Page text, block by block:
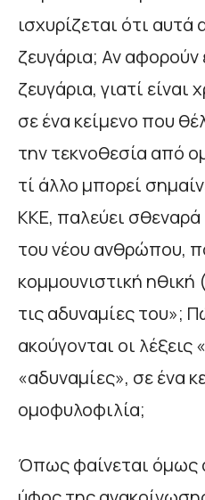
ισχυρίζεται ότι
ζευγάρια; Αν αφορούν
ζευγάρια, γιατί
σε ένα κείμενο που
την τεκνοθεσία από
τί άλλο μπορεί
ΚΚΕ, παλεύει
του νέου ανθρώπου,
κομμουνιστική ηθική
τις αδυναμίες του»;
ακούγονται οι λέξεις
«αδυναμίες», σε ένα
ομοφυλοφιλία;
Όπως φαίνεται όμως